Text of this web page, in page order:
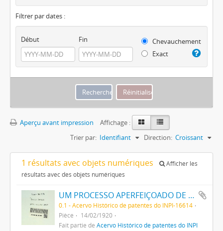
Filtrer par dates :
Début Fin
Chevauchement
Exact
Aperçu avant impression
Affichage :
Trier par: Identifiant Direction: Croissant
1 résultats avec objets numériques
Afficher les
résultats avec des objets numériques
UM PROCESSO APERFEIÇOADO DE FABRICAÇÃO DE TINTAS PRETAS DE ENXOFRE
0.1 - Acervo Histórico de patentes do INPI-16614
Pièce
14/02/1920
Fait partie de Acervo Histórico de patentes do INPI